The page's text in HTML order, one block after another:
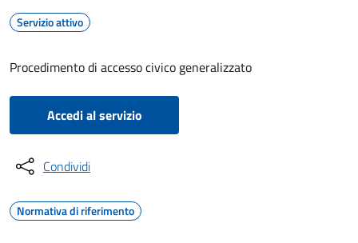
Servizio attivo
Procedimento di accesso civico generalizzato
Accedi al servizio
Condividi
Normativa di riferimento